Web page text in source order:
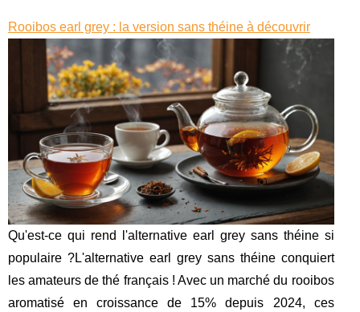
Rooibos earl grey : la version sans théine à découvrir
Qu'est-ce qui rend l'alternative earl grey sans théine si
populaire ?L'alternative earl grey sans théine conquiert
les amateurs de thé français ! Avec un marché du rooibos
aromatisé en croissance de 15% depuis 2024, ces